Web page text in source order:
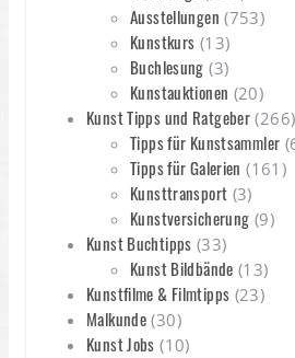
Ausstellungen (753)
Kunstkurs (13)
Buchlesung (3)
Kunstauktionen (20)
Kunst Tipps und Ratgeber (266)
Tipps für Kunstsammler
Tipps für Galerien (161)
Kunsttransport (3)
Kunstversicherung (9)
Kunst Buchtipps (33)
Kunst Bildbände (13)
Kunstfilme & Filmtipps (23)
Malkunde (30)
Kunst Jobs (10)